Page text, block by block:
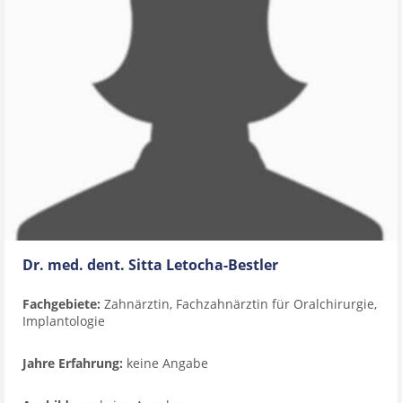
Dr. med. dent. Sitta Letocha-Bestler
Fachgebiete: Zahnärztin, Fachzahnärztin für Oralchirurgie,
Implantologie
Jahre Erfahrung: keine Angabe